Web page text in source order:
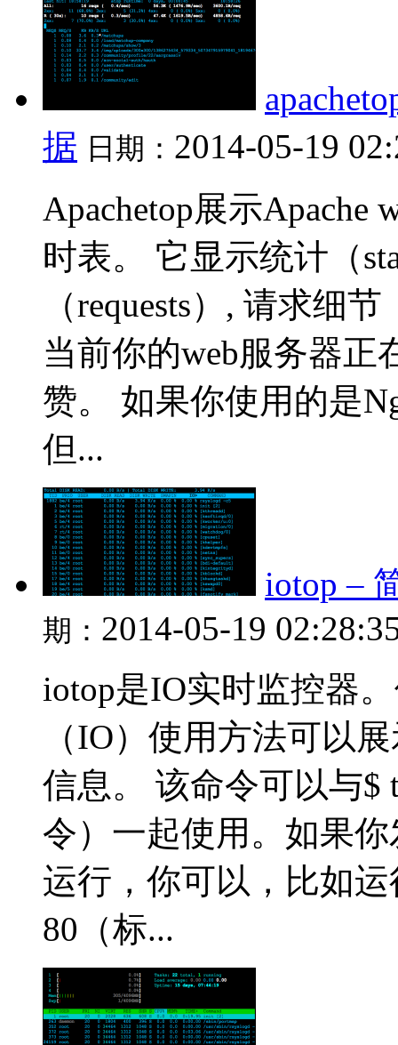
据 日期： 2014-05-19
Apachetop展示Apache
时表。 它显示统计（
（requests）, 请求细
当前你的web服务器正
赞。 如果你使用的是
但...
iotop –
期： 2014-05-19
iotop是IO实时监控器
（IO）使用方法可以
信息。 该命令可以与$
令）一起使用。如果
运行，你可以，比如运
80（标...